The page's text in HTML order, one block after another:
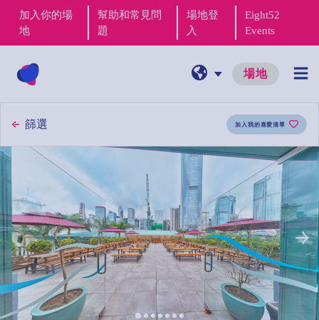
加入你的場
地
幫助和常見問
題
場地登
入
Eight52
Events
場地
篩選 加入我的喜愛清單